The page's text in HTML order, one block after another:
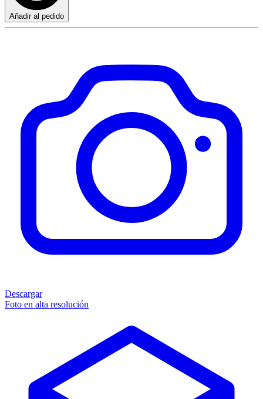
Añadir al pedido
Descargar
Foto en alta resolución